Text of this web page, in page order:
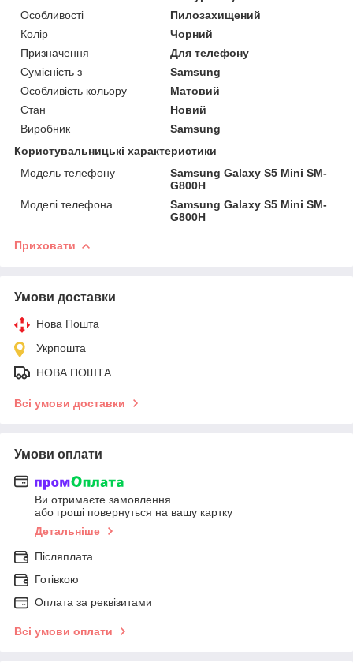
Особливості
Пилозахищений
Колір
Чорний
Призначення
Для телефону
Сумісність з
Samsung
Особливість кольору
Матовий
Стан
Новий
Виробник
Samsung
Користувальницькі характеристики
Модель телефону
Samsung Galaxy S5 Mini SM-
G800H
Моделі телефона
Samsung Galaxy S5 Mini SM-
G800H
Приховати
Умови доставки
Нова Пошта
Укрпошта
НОВА ПОШТА
Всі умови доставки
Умови оплати
Ви отримаєте замовлення
або гроші повернуться на вашу картку
Детальніше
Післяплата
Готівкою
Оплата за реквізитами
Всі умови оплати